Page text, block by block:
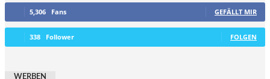
5,306 Fans GEFÄLLT MIR
338 Follower FOLGEN
WERBEN